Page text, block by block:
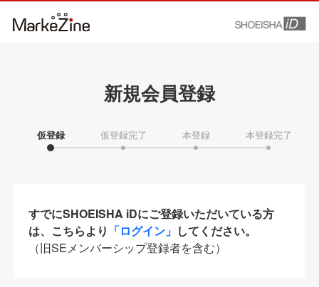
新規会員登録
仮登録 仮登録完了 本登録 本登録完了
すでにSHOEISHA iDにご登録いただいている方
は、こちらより 「ログイン」 してください。
（旧SEメンバーシップ登録者を含む）